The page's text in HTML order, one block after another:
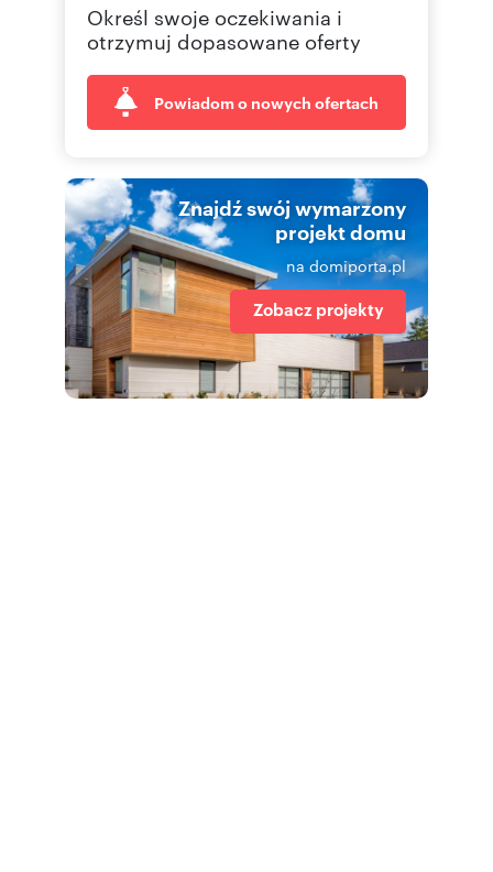
Określ swoje oczekiwania i
otrzymuj dopasowane oferty
Powiadom o nowych ofertach
Znajdź swój wymarzony
projekt domu
na domiporta.pl
Zobacz projekty